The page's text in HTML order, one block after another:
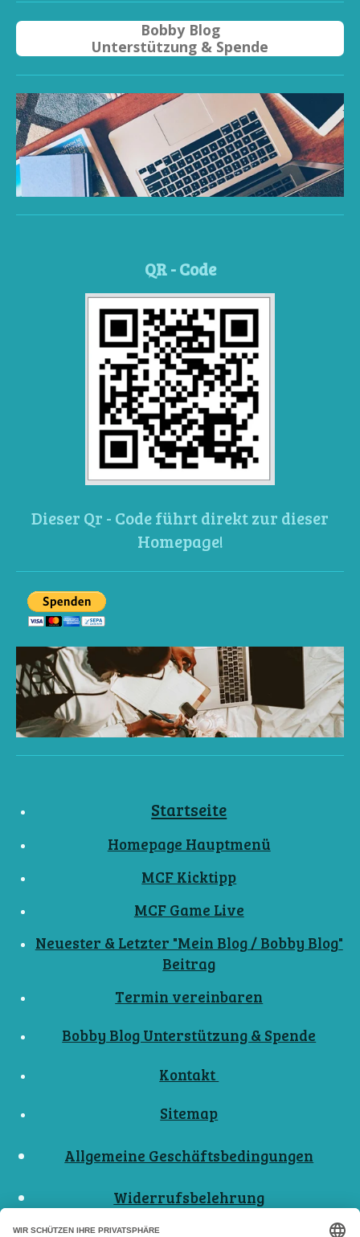
Bobby Blog
Unterstützung & Spende
QR - Code
Dieser Qr - Code führt direkt zur dieser
Homepage!
Startseite
Homepage Hauptmenü
MCF Kicktipp
MCF Game Live
Neuester & Letzter "Mein Blog / Bobby Blog"
Beitrag
Termin vereinbaren
Bobby Blog Unterstützung & Spende
Kontakt
Sitemap
Allgemeine Geschäftsbedingungen
Widerrufsbelehrung